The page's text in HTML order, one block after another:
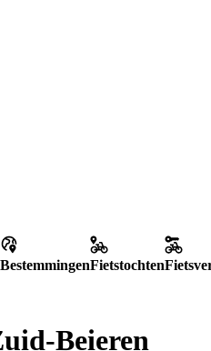
BestemmingenFietstochten
Beieren